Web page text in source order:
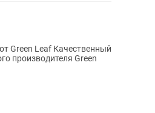
Качественный
производителя Green